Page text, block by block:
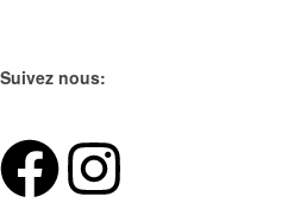
Suivez nous: